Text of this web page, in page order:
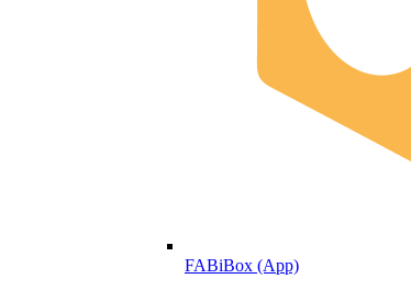
FABiBox (App)